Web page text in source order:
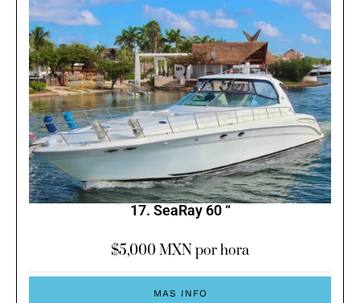
17. SeaRay 60 “
$5,000MXN por hora
MAS INFO